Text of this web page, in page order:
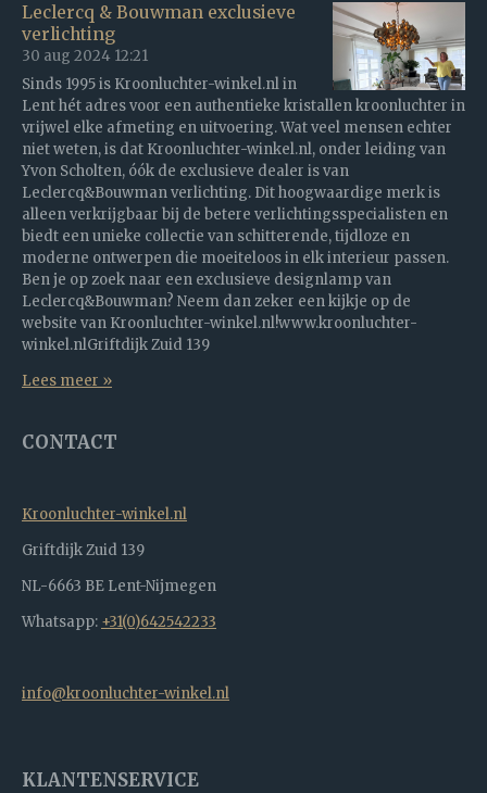
Leclercq & Bouwman exclusieve
verlichting
30 aug 2024 12:21
Sinds 1995 is Kroonluchter-winkel.nl in
Lent hét adres voor een authentieke kristallen kroonluchter in
vrijwel elke afmeting en uitvoering. Wat veel mensen echter
niet weten, is dat Kroonluchter-winkel.nl, onder leiding van
Yvon Scholten, óók de exclusieve dealer is van
Leclercq&Bouwman verlichting. Dit hoogwaardige merk is
alleen verkrijgbaar bij de betere verlichtingsspecialisten en
biedt een unieke collectie van schitterende, tijdloze en
moderne ontwerpen die moeiteloos in elk interieur passen.
Ben je op zoek naar een exclusieve designlamp van
Leclercq&Bouwman? Neem dan zeker een kijkje op de
website van Kroonluchter-winkel.nl!www.kroonluchter-
winkel.nlGriftdijk Zuid 139
Lees meer »
CONTACT
Kroonluchter-winkel.nl
Griftdijk Zuid 139
NL-6663 BE Lent-Nijmegen
Whatsapp: +31(0)642542233
info@kroonluchter-winkel.nl
KLANTENSERVICE